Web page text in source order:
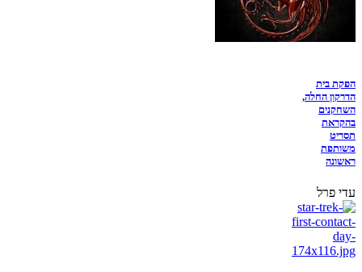
הפקת בית
הדרקון החלה,
השחקנים
בהקראת
תסריט
משותפת
ראשונה
עדי פרל